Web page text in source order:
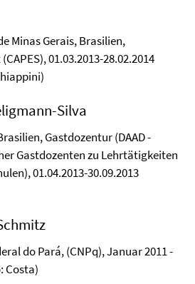
Minas Gerais, Brasilien,
01.03.2013-28.02.2014
Silva
Gastdozentur (DAAD -
Gastdozenten zu Lehrtätigkeiten
01.04.2013-30.09.2013
do Pará, (CNPq), Januar 2011 -
Costa)